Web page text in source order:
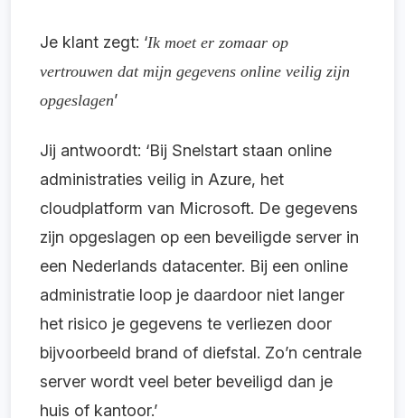
Je klant zegt: ‘Ik moet er zomaar op
vertrouwen dat mijn gegevens online veilig zijn
opgeslagen’
Jij antwoordt: ‘Bij Snelstart staan online
administraties veilig in Azure, het
cloudplatform van Microsoft. De gegevens
zijn opgeslagen op een beveiligde server in
een Nederlands datacenter. Bij een online
administratie loop je daardoor niet langer
het risico je gegevens te verliezen door
bijvoorbeeld brand of diefstal. Zo’n centrale
server wordt veel beter beveiligd dan je
huis of kantoor.’